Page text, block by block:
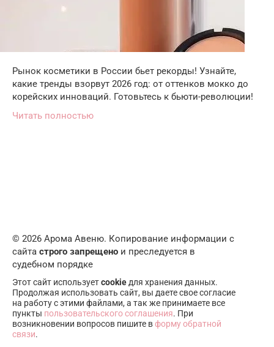
Рынок косметики в России бьет рекорды! Узнайте,
какие тренды взорвут 2026 год: от оттенков мокко до
корейских инноваций. Готовьтесь к бьюти-революции!
Читать полностью
© 2026 Арома Авеню. Копирование информации с
сайта строго запрещено и преследуется в
судебном порядке
Этот сайт используетcookie для хранения данных.
Продолжая использовать сайт, вы даете свое согласие
на работу с этими файлами, а так же принимаете все
пункты пользовательского соглашения. При
возникновении вопросов пишите вформу обратной
связи.